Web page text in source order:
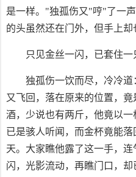
是一样。"独孤伤又"哼"了一
的头虽然还在门外，但手上却
只见金丝一闪，已套住一
独孤伤一饮而尽，冷冷
又飞回，落在原来的位置，
酒，少说也有两斤，他竟以一
已是骇人听闻，而金杯竟能
天。大家瞧他露了这一手，
闪，光影流动，再瞧门口，